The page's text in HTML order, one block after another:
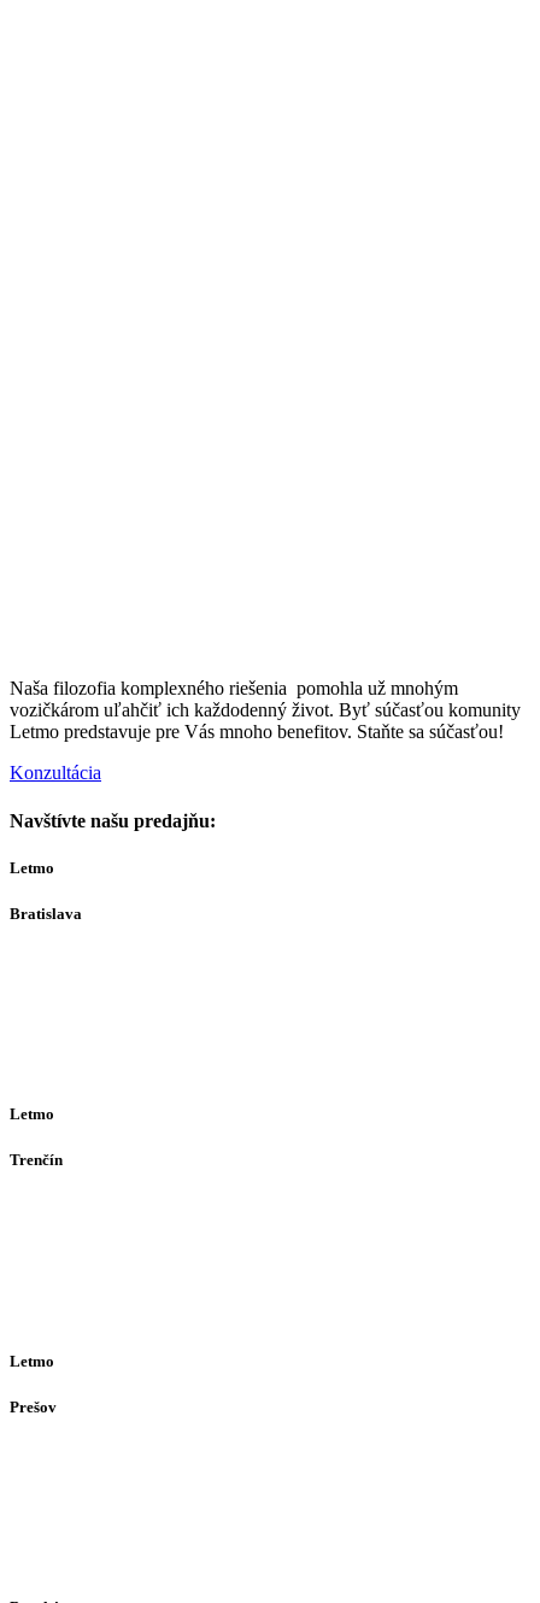
Naša filozofia komplexného riešenia pomohla už mnohým
vozičkárom uľahčiť ich každodenný život. Byť súčasťou komunity
Letmo predstavuje pre Vás mnoho benefitov. Staňte sa súčasťou!
Konzultácia
Navštívte našu predajňu:
Letmo
Bratislava
Letmo
Trenčín
Letmo
Prešov